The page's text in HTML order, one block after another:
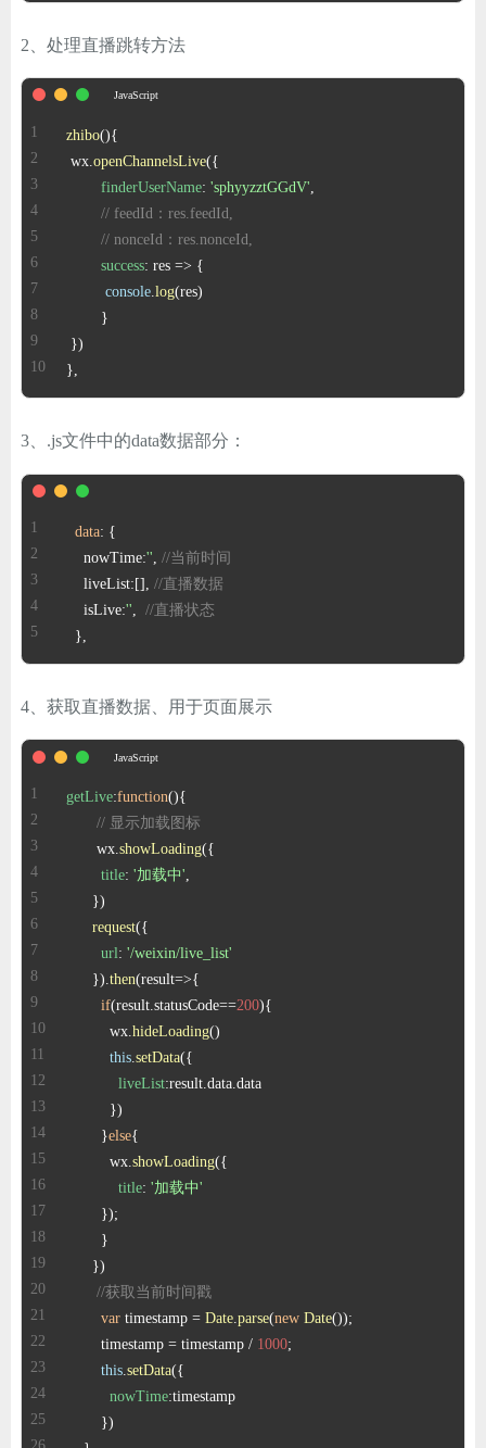
2、处理直播跳转方法
zhibo(
wx. openChannelsLive
finderUserName: 'sphyyzztGGdV'
// feedId：res.feedId,
// nonceId：res.nonceId,
success: res =>
console. log
},
3、.js文件中的data数据部分：
data
    nowTime:
'' //当前时间
    liveList:[],
//直播数据
    isLive:
''
//直播状态
  },
4、获取直播数据、用于页面展示
getLive:function(
// 显示加载图标
       wx.
showLoading
title: '加载中'
request
url: '/weixin/live_list'
      }).
then(result=>
if(result.statusCode==200
          wx.
hideLoading
this.setData
liveList:result.data.data
        }
else
          wx.
showLoading
title: '加载中'
//获取当前时间戳
var timestamp = Date.parse(new Date
        timestamp = timestamp /
1000
this.setData
nowTime
:timestamp